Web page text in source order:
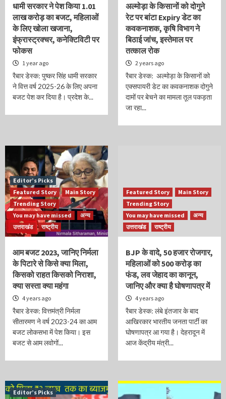
धामी सरकार ने पेश किया 1.01
लाख करोड़ का बजट, महिलाओं
के लिए खोला खजाना,
इंफ्रास्ट्रक्चर, कनेक्टिविटी पर
फोकस
1 year ago
रैबार डेस्क: पुष्कर सिंह धामी सरकार
ने वित्त वर्ष 2025-26 के लिए अपना
बजट पेश कर दिया है। प्रदेश के...
अल्मोड़ा के किसानों को दोगुने
रेट पर बांटा Expiry डेट का
कवकनाशक, कृषि विभाग ने
बिठाई जांच, इस्तेमाल पर
तत्काल रोक
2 years ago
रैबार डेस्क: अल्मोड़ा के किसानों को
एक्सपायरी डेट का कवकनाशक दोगुने
दामों पर बेचने का मामला तूल पकड़ता
जा रहा...
Editor’s Picks
Featured Story
Main Story
Trending Story
You may have missed
अन्य
उत्तराखंड
राष्ट्रीय
आम बजट 2023, जानिए निर्मला
के पिटारे से किसे क्या मिला,
किसको राहत किसको निराशा,
क्या सस्ता क्या महंगा
4 years ago
रैबार डेस्क: वित्तमंत्री निर्मला
सीतारमण ने वर्ष 2023-24 का आम
बजट लोकसभा में पेश किया। इस
बजट से आम लवोगों...
Featured Story
Main Story
Trending Story
You may have missed
अन्य
उत्तराखंड
राष्ट्रीय
BJP के वादे, 50 हजार रोजगार,
महिलाओं को 500 करोड़ का
फंड, लव जेहाद का कानून,
जानिए और क्या है घोषणापत्र में
4 years ago
रैबार डेस्क: लंबे इंतजार के बाद
आखिरकार भारतीय जनता पार्टी का
घोषणापत्र आ गया है। देहरादून में
आज केंद्रीय मंत्री...
Editor’s Picks